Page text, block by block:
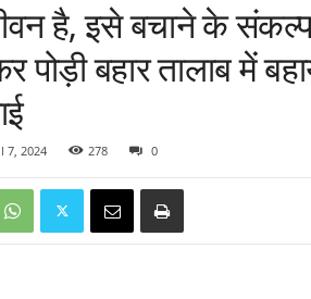
है, इसे बचाने के संकल्प
पोड़ी बहार तालाब में
7, 2024 278 0